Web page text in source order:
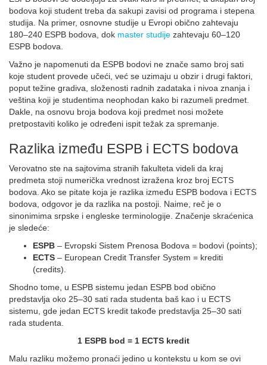
bodova koji student treba da sakupi zavisi od programa i stepena
studija. Na primer, osnovne studije u Evropi obično zahtevaju
180–240 ESPB bodova, dok master studije zahtevaju 60–120
ESPB bodova.
Važno je napomenuti da ESPB bodovi ne znače samo broj sati
koje student provede učeći, već se uzimaju u obzir i drugi faktori,
poput težine gradiva, složenosti radnih zadataka i nivoa znanja i
veština koji je studentima neophodan kako bi razumeli predmet.
Dakle, na osnovu broja bodova koji predmet nosi možete
pretpostaviti koliko je određeni ispit težak za spremanje.
Razlika između ESPB i ECTS bodova
Verovatno ste na sajtovima stranih fakulteta videli da kraj
predmeta stoji numerička vrednost izražena kroz broj ECTS
bodova. Ako se pitate koja je razlika između ESPB bodova i ECTS
bodova, odgovor je da razlika na postoji. Naime, reč je o
sinonimima srpske i engleske terminologije. Značenje skraćenica
je sledeće:
ESPB – Evropski Sistem Prenosa Bodova = bodovi (points);
ECTS – European Credit Transfer System = krediti
(credits).
Shodno tome, u ESPB sistemu jedan ESPB bod obično
predstavlja oko 25–30 sati rada studenta baš kao i u ECTS
sistemu, gde jedan ECTS kredit takođe predstavlja 25–30 sati
rada studenta.
1 ESPB bod = 1 ECTS kredit
Malu razliku možemo pronaći jedino u kontekstu u kom se ovi